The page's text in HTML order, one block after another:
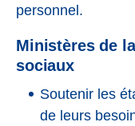
personnel.
Ministères de
sociaux
Soutenir les
de leurs